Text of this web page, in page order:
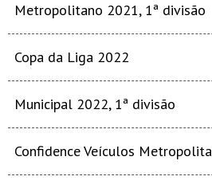
Metropolitano 2021, 1ª divisão
Copa da Liga 2022
Municipal 2022, 1ª divisão
Confidence Veículos